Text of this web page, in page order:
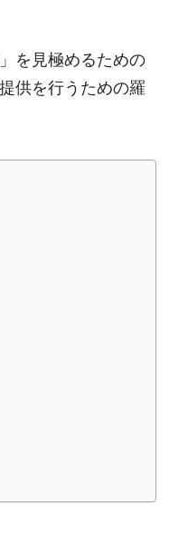
を見極めるための
供を行うための羅